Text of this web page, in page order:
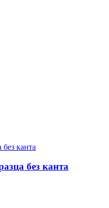
без канта